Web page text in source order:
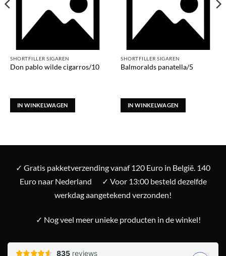
SHORTFILLER SIGAREN
Don pablo wilde cigarros/10
IN WINKELWAGEN
SHORTFILLER SIGAREN
Balmoralds panatella/5
IN WINKELWAGEN
✓ Gratis pakketverzending vanaf 120 Euro in België. 140
Euro naar Nederland
✓ Voor 13:00 besteld dezelfde
werkdag aangetekend verzonden!
✓ Nog veel meer unieke producten in de winkel!